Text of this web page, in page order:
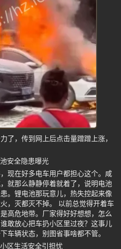
了，传到网上后点击量蹭蹭上涨，
安全隐患曝光
现在好多电车用户都担心这个。咸
就那么静静停着就着了，说明电池
。锂电池那玩意儿，热失控起来像
，灭都灭不掉。 以前总觉得开着车
高危地带。厂家得好好想想，怎么
敢放心把车扔小区里过夜？这事儿
车辆状态，别图省事啥都不管。
区生活安全引担忧